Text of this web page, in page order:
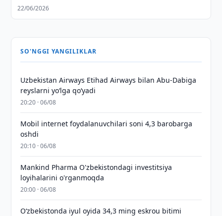
22/06/2026
SO'NGGI YANGILIKLAR
Uzbekistan Airways Etihad Airways bilan Abu-Dabiga
reyslarni yo‘lga qo‘yadi
20:20 · 06/08
Mobil internet foydalanuvchilari soni 4,3 barobarga
oshdi
20:10 · 06/08
Mankind Pharma O'zbekistondagi investitsiya
loyihalarini o'rganmoqda
20:00 · 06/08
O‘zbekistonda iyul oyida 34,3 ming eskrou bitimi